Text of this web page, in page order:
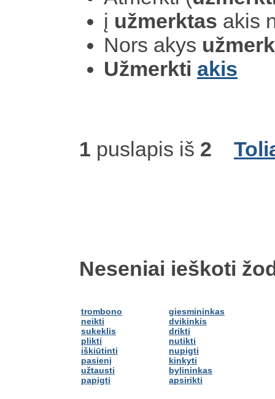
į užmerktas akis
Nors akys
Užmerkti akis
1 puslapis iš 2
Neseniai ieškoti
trombono
neikti
sukeklis
plikti
iškiūtinti
pasienį
užtausti
papigti
giesmininkas
dvikinkis
drikti
nutikti
nupigti
kinkyti
bylininkas
apsirikti